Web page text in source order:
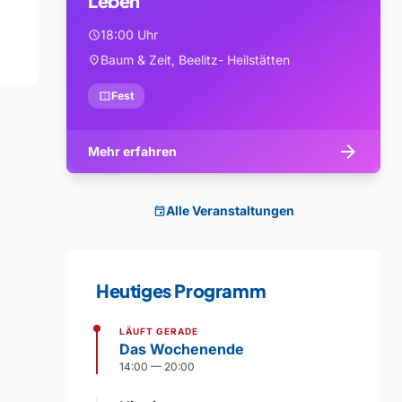
schedule18:00 Uhr
location_onBaum & Zeit, Beelitz- Heilstätten
confirmation_numberFest
Mehr erfahren arrow_forward
eventAlle Veranstaltungen
Heutiges Programm
LÄUFT GERADE
Das Wochenende
14:00 — 20:00